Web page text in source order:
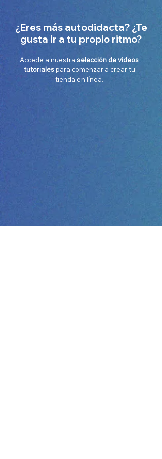
¿Eres más autodidacta? ¿Te
gusta ir a tu propio ritmo?
Accede a nuestra selección de videos
tutorialespara comenzar a crear tu
tienda en línea.